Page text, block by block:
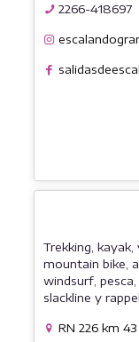
2266-418697
Trekking,
mountain bike,
windsurf,
slackline y
RN 226 km 43